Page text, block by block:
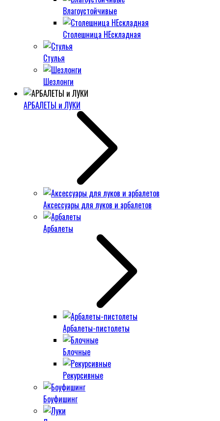
Влагоустойчивые
Столешница НЕскладная
Стулья
Шезлонги
АРБАЛЕТЫ и ЛУКИ
Аксессуары для луков и арбалетов
Арбалеты
Арбалеты-пистолеты
Блочные
Рекурсивные
Боуфишинг